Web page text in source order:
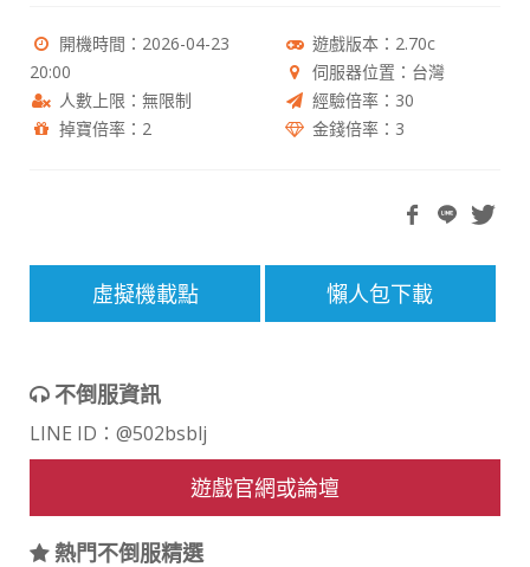
開機時間：2026-04-23
20:00
遊戲版本：2.70c
伺服器位置：台灣
人數上限：無限制
經驗倍率：30
掉寶倍率：2
金錢倍率：3
虛擬機載點 懶人包下載
不倒服資訊
LINE ID：@502bsblj
遊戲官網或論壇
熱門不倒服精選